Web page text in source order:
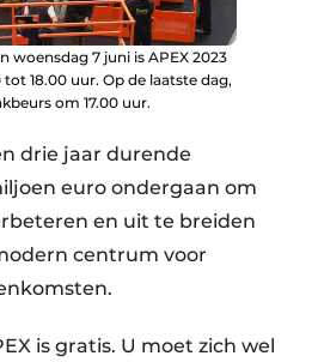
woensdag 7 juni is APEX 2023
18.00 uur. Op de laatste dag,
om 17.00 uur.
drie jaar durende
euro ondergaan om
en uit te breiden
centrum voor
is gratis. U moet zich wel